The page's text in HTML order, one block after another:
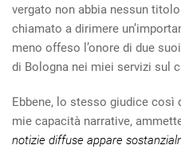
vergato non abbia nessun
chiamato a dirimere
meno offeso l’onore di due
di Bologna nei miei servizi sul
Ebbene, lo stesso giudice
mie capacità narrative,
notizie diffuse appare